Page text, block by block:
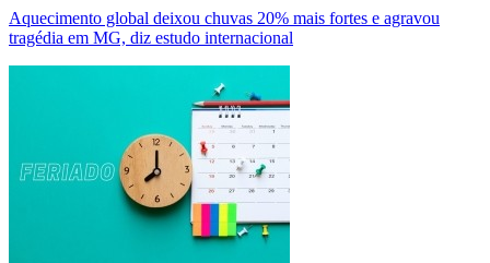
Aquecimento global deixou chuvas 20% mais fortes e agravou
tragédia em MG, diz estudo internacional